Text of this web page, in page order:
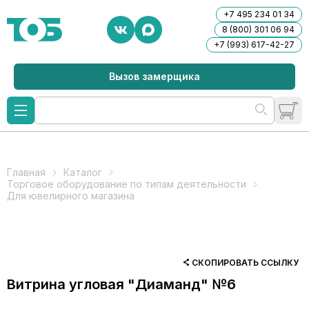
+7 495 234 01 34
8 (800) 301 06 94
+7 (993) 617-42-27
Вызов замерщика
Главная
Каталог
Торговое оборудование по типам деятельности
Для ювелирного магазина
СКОПИРОВАТЬ ССЫЛКУ
Витрина угловая "Диаманд" №6